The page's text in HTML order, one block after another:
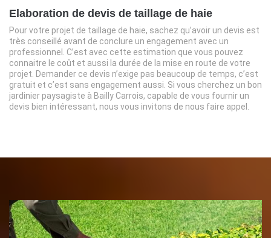
Elaboration de devis de taillage de haie
Pour votre projet de taillage de haie, sachez qu’avoir un devis est
très conseillé avant de conclure un engagement avec un
professionnel. C’est avec cette estimation que vous pouvez
connaitre le coût et aussi la durée de la mise en route de votre
projet. Demander ce devis n’exige pas beaucoup de temps, c’est
gratuit et c’est sans engagement aussi. Si vous cherchez un bon
jardinier paysagiste à Bailly Carrois, capable de vous fournir un
devis bien intéressant, nous vous invitons de nous faire appel.